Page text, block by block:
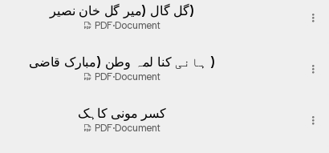
گل گال (میر گل خان نصیر)
PDF·Document
ہانی کنا لمہ وطن (مبارک قاضی )
PDF·Document
کسر مونی کاہک
PDF·Document